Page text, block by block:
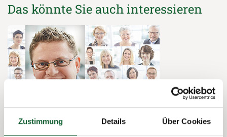
Zustimmung Details Über Cookies
Das könnte Sie auch interessieren